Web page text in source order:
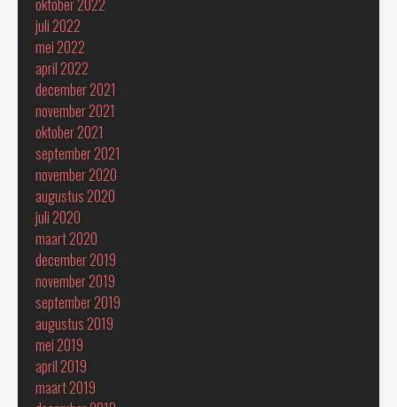
oktober 2022
juli 2022
mei 2022
april 2022
december 2021
november 2021
oktober 2021
september 2021
november 2020
augustus 2020
juli 2020
maart 2020
december 2019
november 2019
september 2019
augustus 2019
mei 2019
april 2019
maart 2019